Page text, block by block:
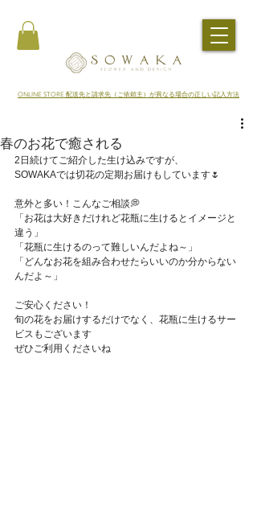
​ONLINE STORE 配送先と請求先（ご依頼主）が異なる場合の正しい記入方法
春のお花で癒される
2日続けてご紹介した生け込みですが、
SOWAKAでは切花の定期お届けもしています🌷
意外と多い！こんなご相談💭
「お花は大好きだけれど花瓶に生けるとイメージと
違う」
「花瓶に生けるのって難しいんだよね～」
「どんなお花を組み合わせたらいいのか分からない
んだよ～」
ご安心ください！
旬の花をお届けするだけでなく、花瓶に生けるサー
ビスもございます
ぜひご利用くださいね